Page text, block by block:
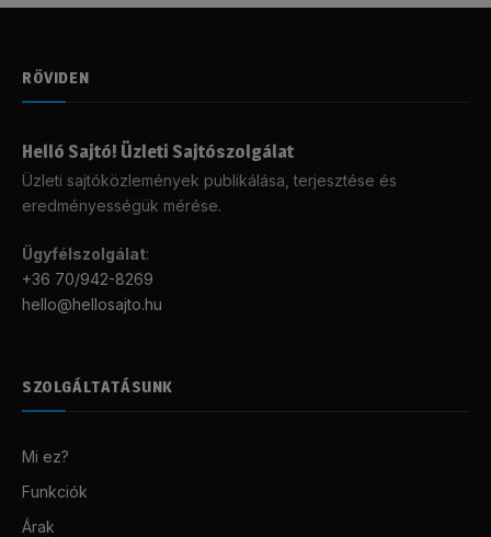
RÖVIDEN
Helló Sajtó! Üzleti Sajtószolgálat
Üzleti sajtóközlemények publikálása, terjesztése és
eredményességük mérése.
Ügyfélszolgálat:
+36 70/942-8269
hello@hellosajto.hu
SZOLGÁLTATÁSUNK
Mi ez?
Funkciók
Árak